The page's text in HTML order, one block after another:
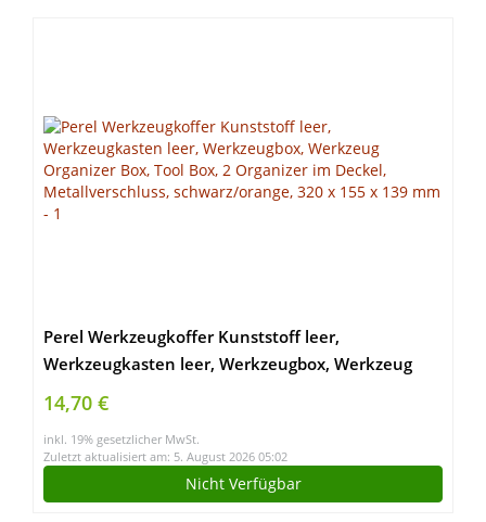
Perel Werkzeugkoffer Kunststoff leer,
Werkzeugkasten leer, Werkzeugbox, Werkzeug
Organizer Box, Tool Box, 2 Organizer im Deckel,
Metallverschluss, schwarz/orange, 320 x 155 x 139
mm
14,70 €
inkl. 19% gesetzlicher MwSt.
Zuletzt aktualisiert am: 5. August 2026 05:02
Nicht Verfügbar